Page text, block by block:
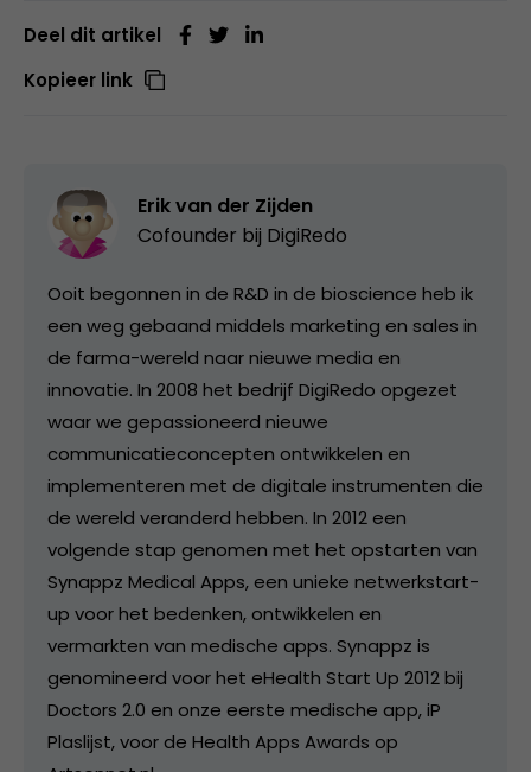
Deel dit artikel
Kopieer link
Erik van der Zijden
Cofounder bij DigiRedo
Ooit begonnen in de R&D in de bioscience heb ik
een weg gebaand middels marketing en sales in
de farma-wereld naar nieuwe media en
innovatie. In 2008 het bedrijf DigiRedo opgezet
waar we gepassioneerd nieuwe
communicatieconcepten ontwikkelen en
implementeren met de digitale instrumenten die
de wereld veranderd hebben. In 2012 een
volgende stap genomen met het opstarten van
Synappz Medical Apps, een unieke netwerkstart-
up voor het bedenken, ontwikkelen en
vermarkten van medische apps. Synappz is
genomineerd voor het eHealth Start Up 2012 bij
Doctors 2.0 en onze eerste medische app, iP
Plaslijst, voor de Health Apps Awards op